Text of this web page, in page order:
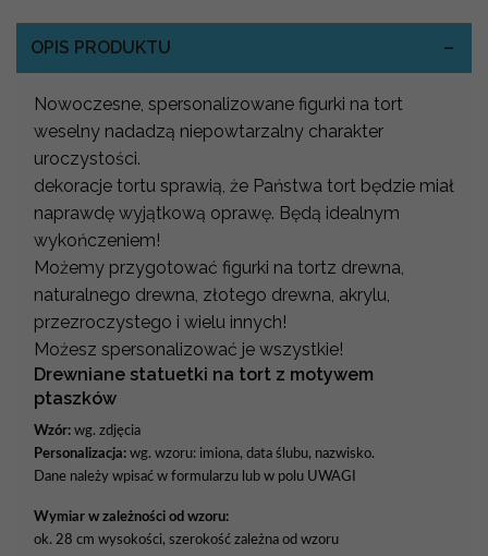
OPIS PRODUKTU
Nowoczesne, spersonalizowane figurki na tort
weselny nadadzą niepowtarzalny charakter
uroczystości.
dekoracje tortu sprawią, że Państwa tort będzie miał
naprawdę wyjątkową oprawę. Będą idealnym
wykończeniem!
Możemy przygotować figurki na tortz drewna,
naturalnego drewna, złotego drewna, akrylu,
przezroczystego i wielu innych!
Możesz spersonalizować je wszystkie!
Drewniane statuetki na tort z motywem
ptaszków
Wzór: wg. zdjęcia
Personalizacja: wg. wzoru: imiona, data ślubu, nazwisko.
Dane należy wpisać w formularzu lub w polu UWAGI
Wymiar w zależności od wzoru:
ok. 28 cm wysokości, szerokość zależna od wzoru